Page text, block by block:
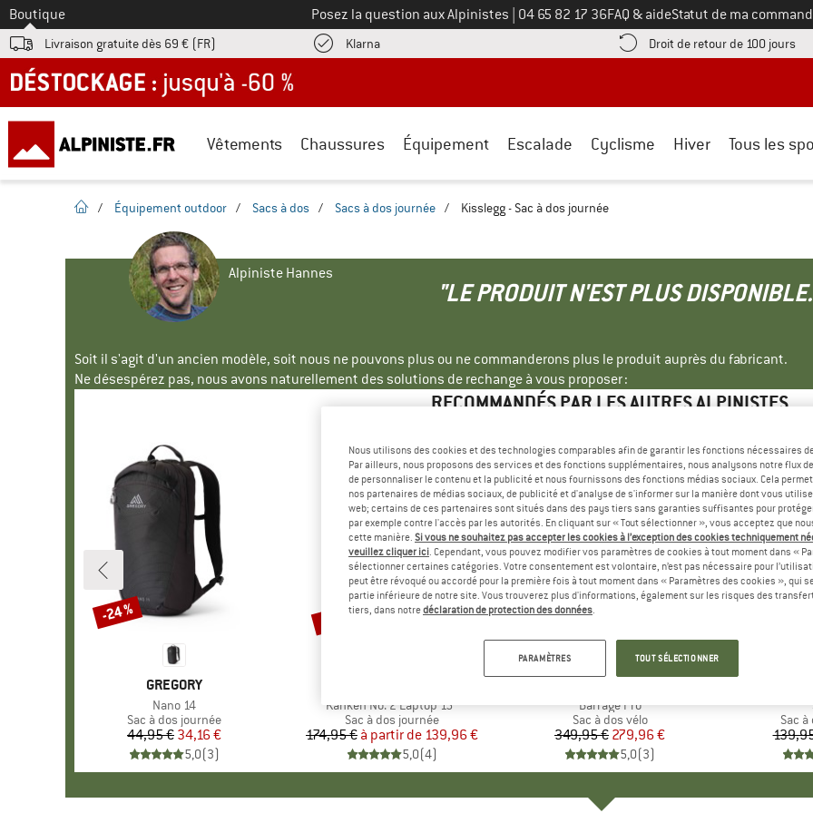
Vers le
Boutique Posez la question aux Alpinistes Appelez-nous au
04 65 82 17 36FAQ & aideStatut de ma
Livraison gratuite dès 69 € (FR) KlarnaTrouve les informations de paiement ici ! Ouvre une boîte d'information
Droit de retour de 100 jours
DÉSTOCKAGE : jusqu'à -60 %
Vêtements Chaussures Équipement Escalade Cyclisme Hiver Tous les
Page d'accueil
/ Équipement outdoor / Sacs à dos / Sacs à dos journée / Kisslegg - Sac à dos journée
Alpiniste Hannes
"LE PRODUIT N'EST PLUS
Soit il s'agit d'un ancien modèle, soit nous ne pouvons plus ou ne commanderons plus le produit auprès du fabricant.
Ne désespérez pas, nous avons naturellement des solutions de rechange à vous proposer :
RECOMMANDÉS PAR LES AUTRES ALPINISTES
MARQUE
GREGORY
Article
Nano 14
Product group
Sac à dos journée
Prix
44,95 €Prix réduit
34,16 €
5,0(3)
Remise
-24 %
Article
Kånken No. 2 Laptop 15''
Product group
Sac à dos journée
Prix
174,95 € Prix réduit
à partir de 139,96 €
5,0(4)
Remise
Jusqu'à -20 %
Article
Barrage Pro
Product group
Sac à dos vélo
Prix
349,95 € Prix réduit
279,96 €
5,0(3)
Remise
-20 %
Sac
Nous utilisons des cookies et des technologies comparables afin de garantir les fonctions nécessaires
Par ailleurs, nous proposons des services et des fonctions supplémentaires, nous analysons notre flux
de personnaliser le contenu et la publicité et nous fournissons des fonctions médias sociaux. Cela
nos partenaires de médias sociaux, de publicité et d'analyse de s'informer sur la manière dont vous
web; certains de ces partenaires sont situés dans des pays tiers sans garanties suffisantes pour
par exemple contre l'accès par les autorités. En cliquant sur « Tout sélectionner », vous acceptez que
cette manière. Si vous ne souhaitez pas accepter les cookies à l’exception des cookies techniquement
veuillez cliquer ici. Cependant, vous pouvez modifier vos paramètres de cookies à tout moment dans «
sélectionner certaines catégories. Votre consentement est volontaire, n’est pas nécessaire pour
peut être révoqué ou accordé pour la première fois à tout moment dans « Paramètres des cookies », qui
partie inférieure de notre site. Vous trouverez plus d'informations, également sur les risques des
tiers, dans notredéclaration de protection des données.
PARAMÈTRES TOUT SÉLECTIONNER